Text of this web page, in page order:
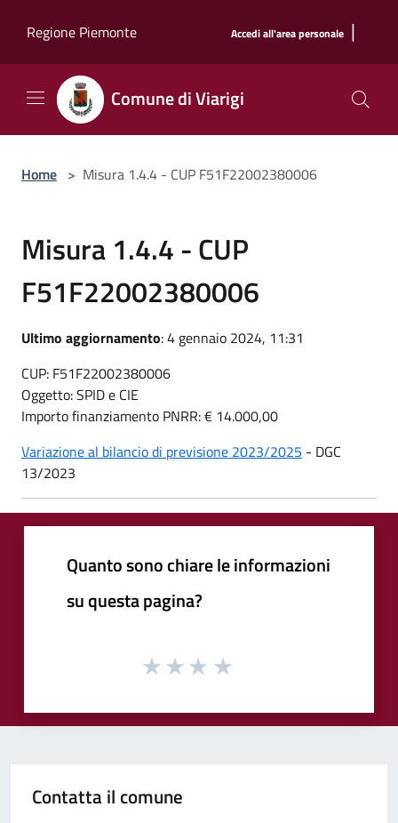
Regione Piemonte
Accedi all'area personale |
Comune di Viarigi
Home > Misura 1.4.4 - CUP F51F22002380006
Misura 1.4.4 - CUP
F51F22002380006
Ultimo aggiornamento: 4 gennaio 2024, 11:31
CUP: F51F22002380006
Oggetto: SPID e CIE
Importo finanziamento PNRR: € 14.000,00
Variazione al bilancio di previsione 2023/2025 - DGC
13/2023
Quanto sono chiare le informazioni
su questa pagina?
Contatta il comune